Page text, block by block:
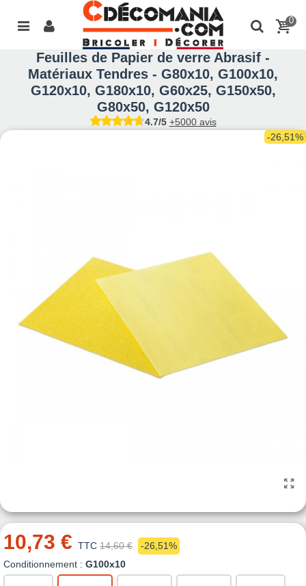
0
Feuilles de Papier de verre Abrasif -
Matériaux Tendres - G80x10, G100x10,
G120x10, G180x10, G60x25, G150x50,
G80x50, G120x50
4.7/5 +5000 avis
-26,51%
10,73 € TTC 14,60 €
-26,51%
Conditionnement : G100x10